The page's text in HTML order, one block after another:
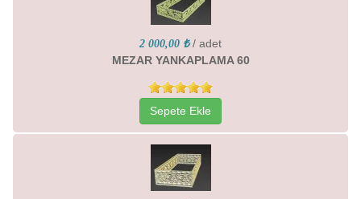
2 000,00 ₺ / adet
MEZAR YANKAPLAMA 60
Sepete Ekle